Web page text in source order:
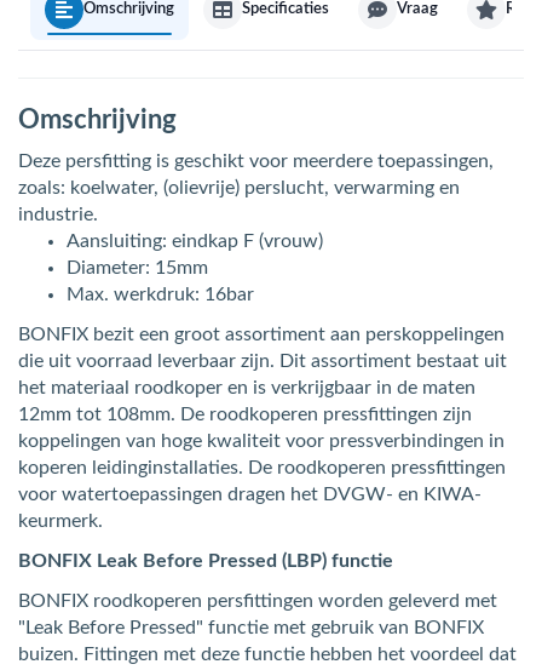
Omschrijving Specificaties Vraag
Omschrijving
Deze persfitting is geschikt voor meerdere toepassingen,
zoals: koelwater, (olievrije) perslucht, verwarming en
industrie.
Aansluiting: eindkap F (vrouw)
Diameter: 15mm
Max. werkdruk: 16bar
BONFIX bezit een groot assortiment aan perskoppelingen
die uit voorraad leverbaar zijn. Dit assortiment bestaat uit
het materiaal roodkoper en is verkrijgbaar in de maten
12mm tot 108mm. De roodkoperen pressfittingen zijn
koppelingen van hoge kwaliteit voor pressverbindingen in
koperen leidinginstallaties. De roodkoperen pressfittingen
voor watertoepassingen dragen het DVGW- en KIWA-
keurmerk.
BONFIX Leak Before Pressed (LBP) functie
BONFIX roodkoperen persfittingen worden geleverd met
"Leak Before Pressed" functie met gebruik van BONFIX
buizen. Fittingen met deze functie hebben het voordeel dat